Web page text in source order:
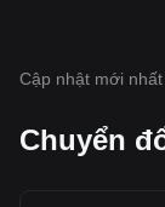
Cập nhật mới
Chuyển